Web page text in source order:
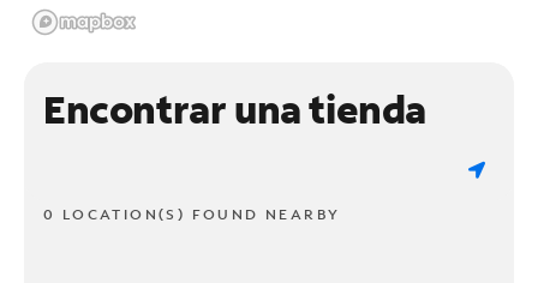
Encontrar una tienda
0 LOCATION(S) FOUND NEARBY